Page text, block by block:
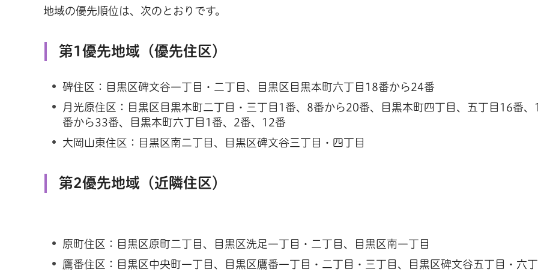
地域の優先順位は、次のとおりです。
第1優先地域（優先住区）
碑住区：目黒区碑文谷一丁目・二丁目、目黒区目黒本町六丁目18番から24番
月光原住区：目黒区目黒本町二丁目・三丁目1番、8番から20番、目黒本町四丁目、五丁目16番
番から33番、目黒本町六丁目1番、2番、12番
大岡山東住区：目黒区南二丁目、目黒区碑文谷三丁目・四丁目
第2優先地域（近隣住区）
原町住区：目黒区原町二丁目、目黒区洗足一丁目・二丁目、目黒区南一丁目
鷹番住区：目黒区中央町一丁目、目黒区鷹番一丁目・二丁目・三丁目、目黒区碑文谷五丁目・六